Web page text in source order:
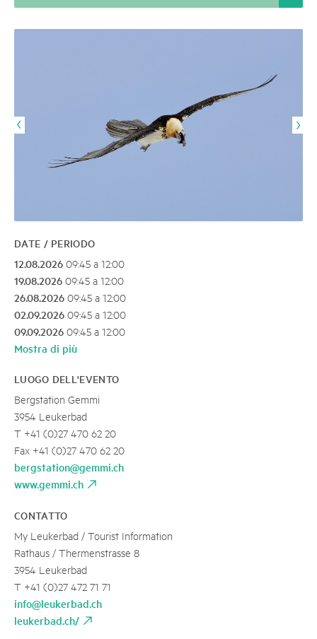
DATE / PERIODO
12.08.2026 09:45 a 12:00
19.08.2026 09:45 a 12:00
26.08.2026 09:45 a 12:00
02.09.2026 09:45 a 12:00
09.09.2026 09:45 a 12:00
Mostra di più
LUOGO DELL'EVENTO
Bergstation Gemmi
3954 Leukerbad
T +41 (0)27 470 62 20
Fax +41 (0)27 470 62 20
bergstation@gemmi.ch
www.gemmi.ch
CONTATTO
My Leukerbad / Tourist Information
Rathaus / Thermenstrasse 8
3954 Leukerbad
T +41 (0)27 472 71 71
info@leukerbad.ch
leukerbad.ch/